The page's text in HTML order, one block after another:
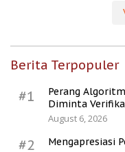
Berita Terpopuler
#1
Perang
Diminta
August 6, 2026
#2
Mengapresiasi